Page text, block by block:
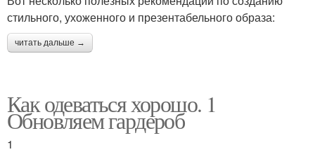
стильного, ухоженного и презентабельного образа:
читать дальше →
Как одеваться хорошо. 1
Обновляем гардероб
1